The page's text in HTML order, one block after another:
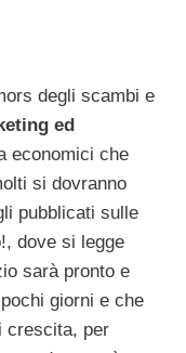
degli scambi e
ed
economici che
si dovranno
pubblicati sulle
dove si legge
sarà pronto e
giorni e che
crescita, per